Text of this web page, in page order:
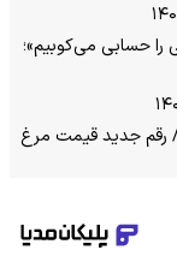
حسابی می‌کوبیم»؛
تغییر می‌کند/ رقم جدید قیمت مرغ